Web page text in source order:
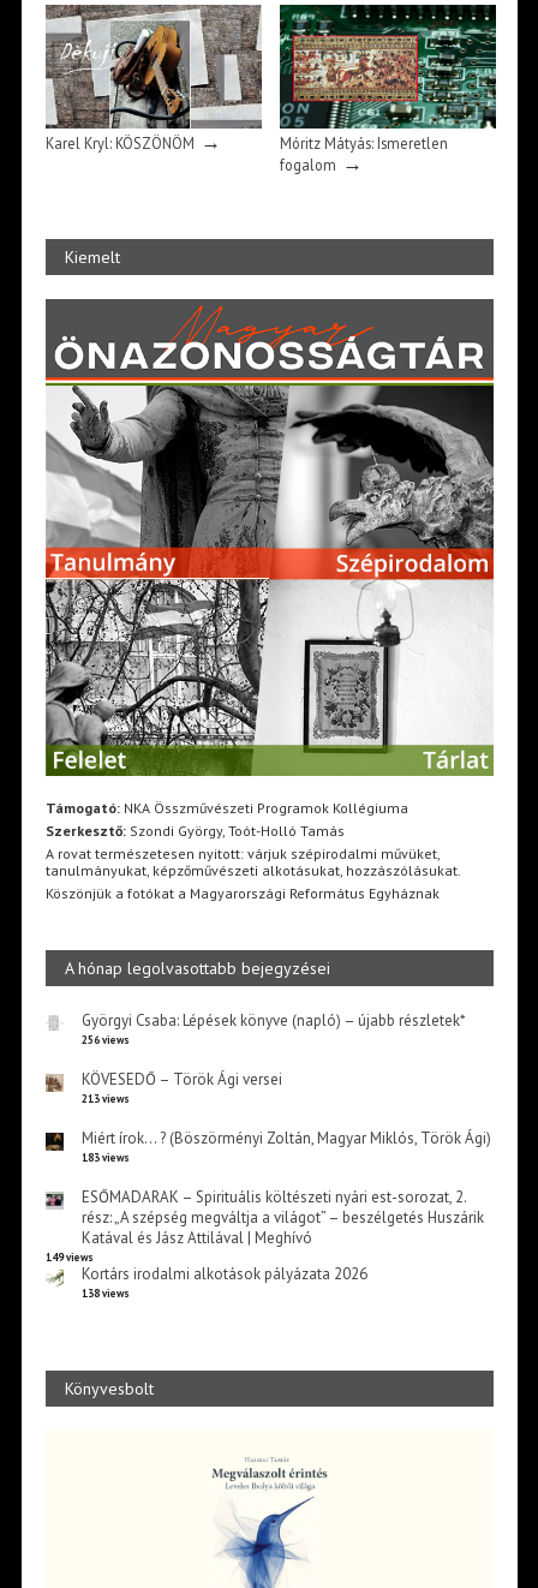
Karel Kryl: KÖSZÖNÖM →
Móritz Mátyás: Ismeretlen
fogalom →
Kiemelt
Támogató:NKA Összművészeti Programok Kollégiuma
Szerkesztő:Szondi György, Toót-Holló Tamás
A rovat természetesen nyitott: várjuk szépirodalmi művüket,
tanulmányukat, képzőművészeti alkotásukat, hozzászólásukat.
Köszönjük a fotókat a Magyarországi Református Egyháznak
A hónap legolvasottabb bejegyzései
Györgyi Csaba: Lépések könyve (napló) – újabb részletek*
256 views
KÖVESEDŐ – Török Ági versei
213 views
Miért írok… ? (Böszörményi Zoltán, Magyar Miklós, Török Ági)
183 views
ESŐMADARAK – Spirituális költészeti nyári est-sorozat, 2.
rész: „A szépség megváltja a világot” – beszélgetés Huszárik
Katával és Jász Attilával | Meghívó
149 views
Kortárs irodalmi alkotások pályázata 2026
138 views
Könyvesbolt